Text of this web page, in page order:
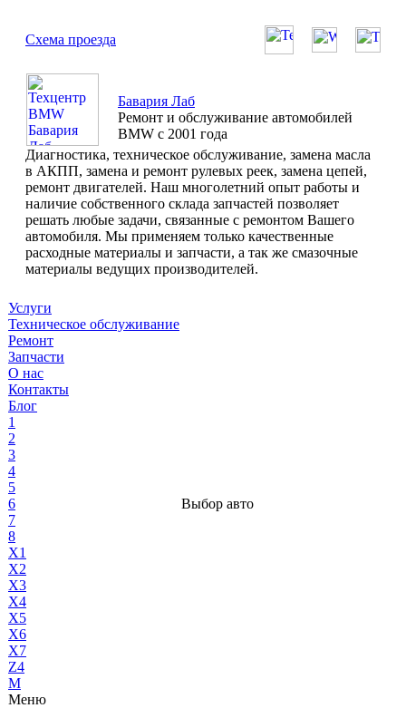
Схема проезда
Бавария Лаб
Ремонт и обслуживание автомобилей
BMW с 2001 года
Диагностика, техническое обслуживание, замена масла
в АКПП, замена и ремонт рулевых реек, замена цепей,
ремонт двигателей. Наш многолетний опыт работы и
наличие собственного склада запчастей позволяет
решать любые задачи, связанные с ремонтом Вашего
автомобиля. Мы применяем только качественные
расходные материалы и запчасти, а так же смазочные
материалы ведущих производителей.
Услуги
Техническое обслуживание
Ремонт
Запчасти
О нас
Контакты
Блог
1
2
3
4
5
6
7
8
X1
X2
X3
X4
X5
X6
X7
Z4
М
Меню
Выбор авто